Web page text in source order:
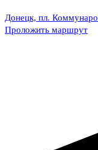
Донецк, пл.
Проложить маршрут